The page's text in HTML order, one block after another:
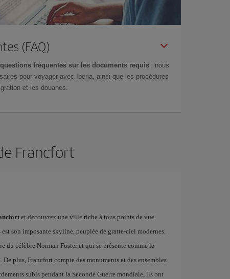
(FAQ)
questions fréquentes sur les documents requis : nous
pour voyager avec Iberia, ainsi que les procédures
et les douanes.
Francfort
et découvrez une ville riche à tous points de vue.
son imposante skyline, peuplée de gratte-ciel modernes.
du célèbre Norman Foster et qui se présente comme le
plus, Francfort compte des monuments et des ensembles
subis pendant la Seconde Guerre mondiale, ils ont